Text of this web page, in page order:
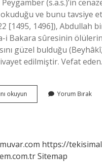
(s.a.s.)’in
ve bunu tavsiye
[1495, 1496]), Abdullah
i Bakara sûresinin
güzel bulduğu
edilmiştir. Vefat
okuyun
Kişinin
Okunur
Yorum Bırak
https://
Sitemap